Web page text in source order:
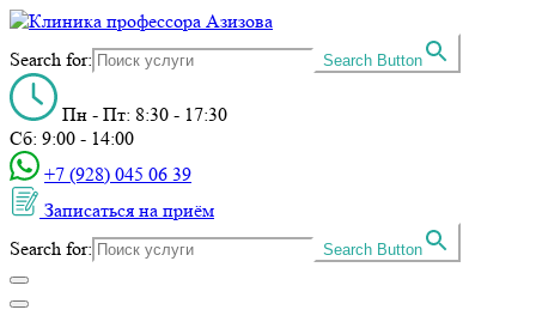
Search for: Search Button
Пн - Пт: 8:30 - 17:30
Сб: 9:00 - 14:00
+7 (928) 045 06 39‬
Записаться на приём
Search for:
Search Button